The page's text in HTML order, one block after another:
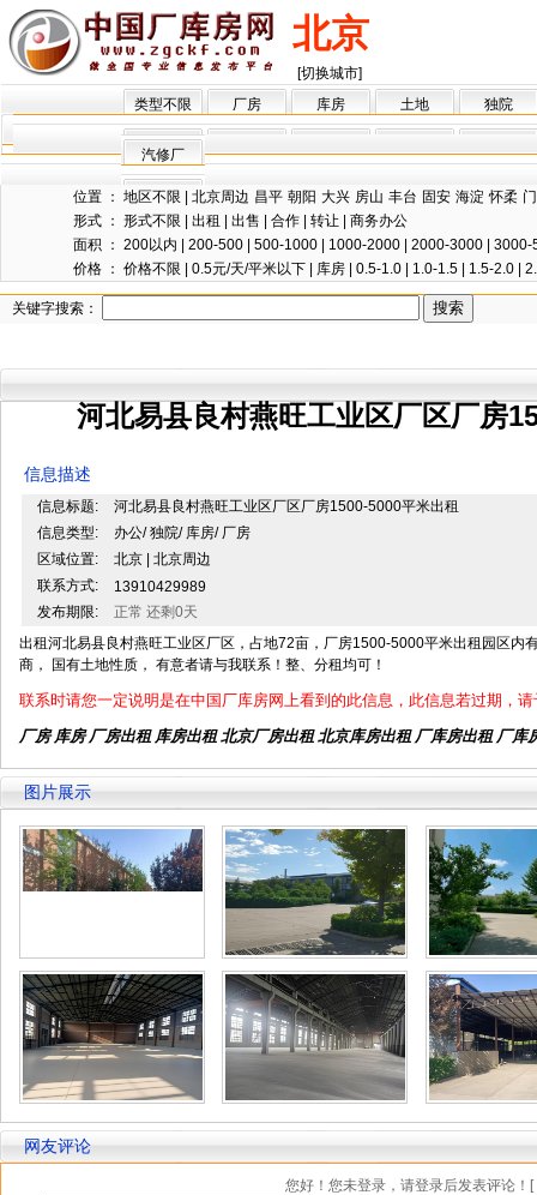
北京
[切换城市]
类型不限
厂房 库房 土地 独院
汽修厂
位置 ： 地区不限 北京周边 昌平 朝阳 大兴 房山 丰台 固安 海淀 怀柔
形式 ： 形式不限 出租 出售 合作 转让
商务办公
面积 ： 200以内 200-500 500-1000 1000-2000 2000-3000
3000-
价格 ： 价格不限 0.5元/天/平米以下 库房 0.5-1.0 1.0-1.5 1.5-2.0
关键字搜索：
河北易县良村燕旺工业区厂区厂房
信息描述
信息标题:
河北易县良村燕旺工业区厂区厂房1500-5000平米出租
信息类型:
办公/ 独院/ 库房/ 厂房
区域位置:
北京 | 北京周边
联系方式:
13910429989
发布期限:
正常 还剩0天
出租河北易县良村燕旺工业区厂区，占地72亩，厂房1500-5000平米出租园区内
商， 国有土地性质， 有意者请与我联系！整、分租均可！
联系时请您一定说明是在中国厂库房网上看到的此信息，此信息若过期，
厂房 库房 厂房出租 库房出租 北京厂房出租 北京库房出租 厂库房出租 厂库
图片展示
网友评论
您好！您未登录，请登录后发表评论！[